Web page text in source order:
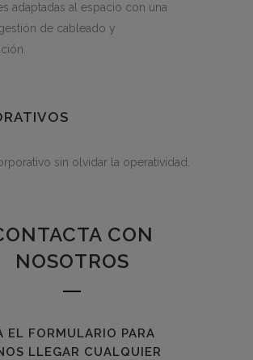
adaptadas al espacio con una
de cableado y
sin olvidar la operatividad.
CON
NOSOTROS
EL FORMULARIO PARA
LLEGAR CUALQUIER